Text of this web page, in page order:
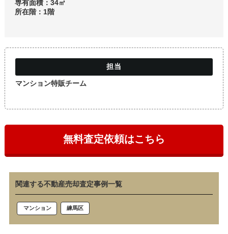
専有面積：34㎡
所在階：1階
マンション特販チーム
無料査定依頼はこちら
関連する不動産売却査定事例一覧
マンション 練馬区